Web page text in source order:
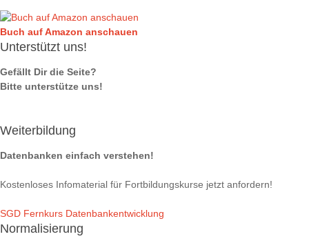
Buch auf Amazon anschauen
Unterstützt uns!
Gefällt Dir die Seite?
Bitte unterstütze uns!
Weiterbildung
Datenbanken einfach verstehen!
Kostenloses Infomaterial für Fortbildungskurse jetzt anfordern!
SGD Fernkurs Datenbankentwicklung
Normalisierung